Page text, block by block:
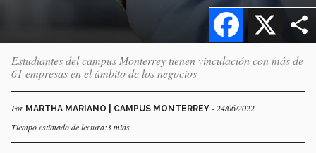
X
Facebook
Estudiantes del campus Monterrey tienen vinculación con más de
61 empresas en el ámbito de los negocios
Por MARTHA MARIANO | CAMPUS MONTERREY - 24/06/2022
Tiempo estimado de lectura:3 mins